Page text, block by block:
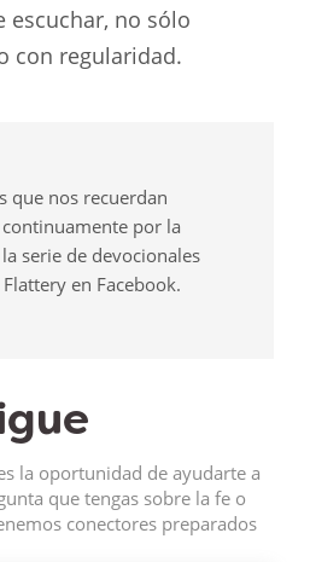
no sólo
con regularidad.
que nos recuerdan
por la
serie de devocionales
en Facebook.
la oportunidad de ayudarte a
que tengas sobre la fe o
conectores preparados